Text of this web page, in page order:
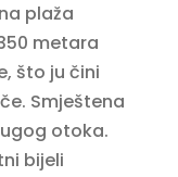
plaža
metara
što ju čini
Smještena
otoka.
bijeli